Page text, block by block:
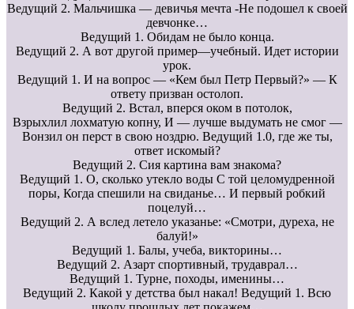
Ведущий 2. Мальчишка — девичья мечта -Не подошел к своей
девчонке…
Ведущий 1. Обидам не было конца.
Ведущий 2. А вот другой пример—учебный. Идет истории
урок.
Ведущий 1. И на вопрос — «Кем был Петр Первый?» — К
ответу призван остолоп.
Ведущий 2. Встал, вперся оком в потолок,
Взрыхлил лохматую копну, И — лучше выдумать не смог —
Вонзил он перст в свою ноздрю. Ведущий 1.0, где же ты,
ответ искомый?
Ведущий 2. Сия картина вам знакома?
Ведущий 1. О, сколько утекло воды С той целомудренной
поры, Когда спешили на свиданье… И первый робкий
поцелуй…
Ведущий 2. А вслед летело указанье: «Смотри, дуреха, не
балуй!»
Ведущий 1. Балы, учеба, викторины…
Ведущий 2. Азарт спортивный, трудаврал…
Ведущий 1. Турне, походы, именины…
Ведущий 2. Какой у детства был накал! Ведущий 1. Всю